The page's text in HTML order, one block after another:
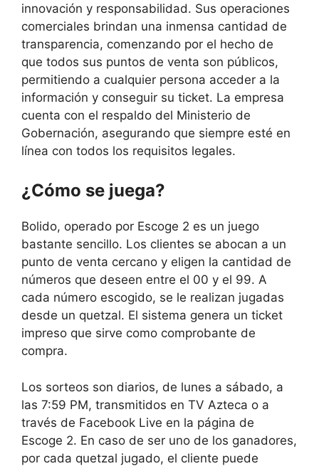
innovación y responsabilidad. Sus operaciones
comerciales brindan una inmensa cantidad de
transparencia, comenzando por el hecho de
que todos sus puntos de venta son públicos,
permitiendo a cualquier persona acceder a la
información y conseguir su ticket. La empresa
cuenta con el respaldo del Ministerio de
Gobernación, asegurando que siempre esté en
línea con todos los requisitos legales.
¿Cómo se juega?
Bolido, operado por Escoge 2 es un juego
bastante sencillo. Los clientes se abocan a un
punto de venta cercano y eligen la cantidad de
números que deseen entre el 00 y el 99. A
cada número escogido, se le realizan jugadas
desde un quetzal. El sistema genera un ticket
impreso que sirve como comprobante de
compra.
Los sorteos son diarios, de lunes a sábado, a
las 7:59 PM, transmitidos en TV Azteca o a
través de Facebook Live en la página de
Escoge 2. En caso de ser uno de los ganadores,
por cada quetzal jugado, el cliente puede